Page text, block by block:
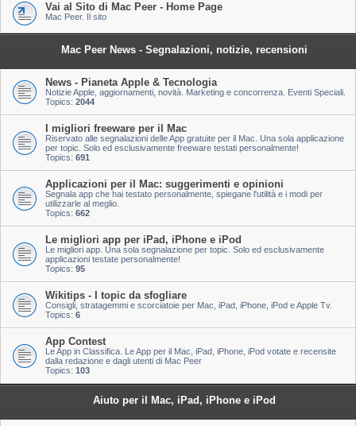
Vai al Sito di Mac Peer - Home Page
Mac Peer. Il sito
Mac Peer News - Segnalazioni, notizie, recensioni
News - Pianeta Apple & Tecnologia
Notizie Apple, aggiornamenti, novità. Marketing e concorrenza. Eventi Speciali.
Topics: 2044
I migliori freeware per il Mac
Riservato alle segnalazioni delle App gratuite per il Mac. Una sola applicazione
per topic. Solo ed esclusivamente freeware testati personalmente!
Topics: 691
Applicazioni per il Mac: suggerimenti e opinioni
Segnala app che hai testato personalmente, spiegane l'utilità e i modi per
utilizzarle al meglio.
Topics: 662
Le migliori app per iPad, iPhone e iPod
Le migliori app. Una sola segnalazione per topic. Solo ed esclusivamente
applicazioni testate personalmente!
Topics: 95
Wikitips - I topic da sfogliare
Consigli, stratagemmi e scorciatoie per Mac, iPad, iPhone, iPod e Apple Tv.
Topics: 6
App Contest
Le App in Classifica. Le App per il Mac, iPad, iPhone, iPod votate e recensite
dalla redazione e dagli utenti di Mac Peer
Topics: 103
Aiuto per il Mac, iPad, iPhone e iPod